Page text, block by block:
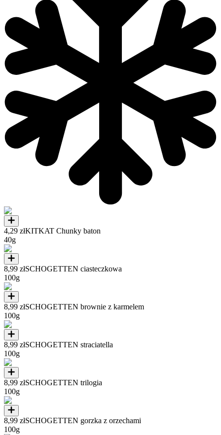
4,29 złKITKAT Chunky baton
40g
8,99 złSCHOGETTEN ciasteczkowa
100g
8,99 złSCHOGETTEN brownie z karmelem
100g
8,99 złSCHOGETTEN straciatella
100g
8,99 złSCHOGETTEN trilogia
100g
8,99 złSCHOGETTEN gorzka z orzechami
100g